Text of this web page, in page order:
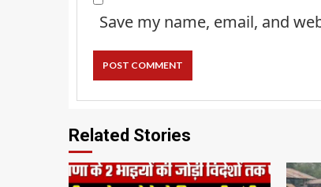
Save my name, email, and
Related Stories